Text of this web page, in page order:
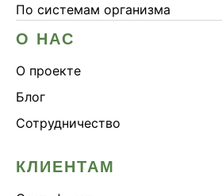
По системам организма
О НАС
О проекте
Блог
Сотрудничество
КЛИЕНТАМ